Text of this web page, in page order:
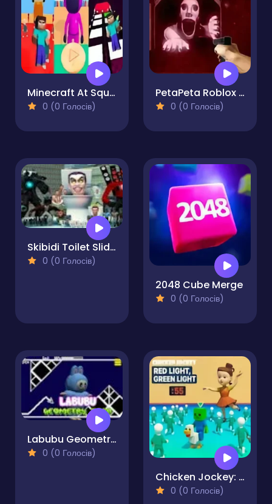
Minecraft At Squid Game 2
0 (0 Голосів)
PetaPeta Roblox Shooter
0 (0 Голосів)
Skibidi Toilet Sliding Puzzle
0 (0 Голосів)
2048 Cube Merge
0 (0 Голосів)
Labubu Geometry Dash
0 (0 Голосів)
Chicken Jockey: Red Light Green Light
0 (0 Голосів)